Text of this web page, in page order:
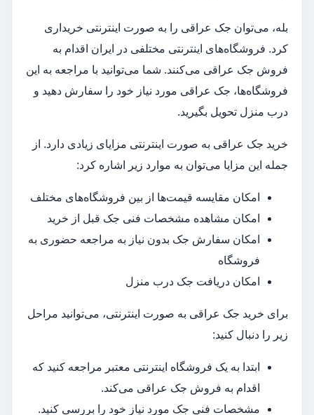
بله، می‌توان جک عراقی را به صورت اینترنتی خریداری
کرد. فروشگاه‌های اینترنتی مختلفی در ایران اقدام به
فروش جک عراقی می‌کنند. شما می‌توانید با مراجعه به این
فروشگاه‌ها، جک عراقی مورد نیاز خود را سفارش دهید و
درب منزل تحویل بگیرید.
خرید جک عراقی به صورت اینترنتی مزایای زیادی دارد. از
جمله این مزایا می‌توان به موارد زیر اشاره کرد:
امکان مقایسه قیمت‌ها از بین فروشگاه‌های مختلف
امکان مشاهده مشخصات فنی جک قبل از خرید
امکان سفارش جک بدون نیاز به مراجعه حضوری به
فروشگاه
امکان دریافت جک درب منزل
برای خرید جک عراقی به صورت اینترنتی، می‌توانید مراحل
زیر را دنبال کنید:
ابتدا به یک فروشگاه اینترنتی معتبر مراجعه کنید که
اقدام به فروش جک عراقی می‌کند.
مشخصات فنی جک مورد نیاز خود را بررسی کنید.